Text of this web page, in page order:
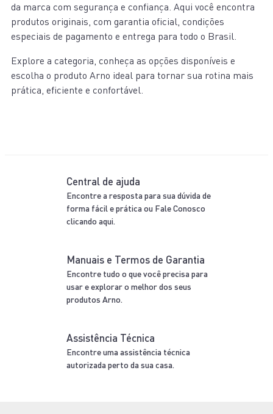
da marca com segurança e confiança. Aqui você encontra
produtos originais, com garantia oficial, condições
especiais de pagamento e entrega para todo o Brasil.
Explore a categoria, conheça as opções disponíveis e
escolha o produto Arno ideal para tornar sua rotina mais
prática, eficiente e confortável.
Central de ajuda
Encontre a resposta para sua dúvida de
forma fácil e prática ou Fale Conosco
clicando aqui.
Manuais e Termos de Garantia
Encontre tudo o que você precisa para
usar e explorar o melhor dos seus
produtos Arno.
Assistência Técnica
Encontre uma assistência técnica
autorizada perto da sua casa.